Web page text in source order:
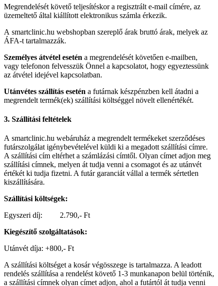
Megrendelését követő teljesítéskor a regisztrált e-mail címére, az
üzemeltető által kiállított elektronikus számla érkezik.
A smartclinic.hu webshopban szereplő árak bruttó árak, melyek az
ÁFA-t tartalmazzák.
Személyes átvétel esetén a megrendelését követően e-mailben,
vagy telefonon felvesszük Önnel a kapcsolatot, hogy egyeztessünk
az átvétel idejével kapcsolatban.
Utánvétes szállítás esetén a futárnak készpénzben kell átadni a
megrendelt termék(ek) szállítási költséggel növelt ellenértékét.
3. Szállítási feltételek
A smartclinic.hu webáruház a megrendelt termékeket szerződéses
futárszolgálat igénybevételével küldi ki a megadott szállítási címre.
A szállítási cím eltérhet a számlázási címtől. Olyan címet adjon meg
szállítási címnek, melyen át tudja venni a csomagot és az utánvét
értékét ki tudja fizetni. A futár garanciát vállal a termék sértetlen
kiszállítására.
Szállítási költségek:
Egyszeri díj: 2.790,- Ft
Kiegészítő szolgáltatások:
Utánvét díja: +800,- Ft
A szállítási költséget a kosár végösszege is tartalmazza. A leadott
rendelés szállítása a rendelést követő 1-3 munkanapon belül történik,
a szállítási címnek olyan címet adjon, ahol a futártól át tudja venni